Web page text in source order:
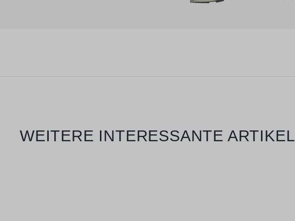
Produktgalerie überspringen
WEITERE INTERESSANTE ARTIKEL